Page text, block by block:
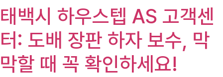
태백시 하우스텝 AS 고객센
터: 도배 장판 하자 보수, 막
막할 때 꼭 확인하세요!